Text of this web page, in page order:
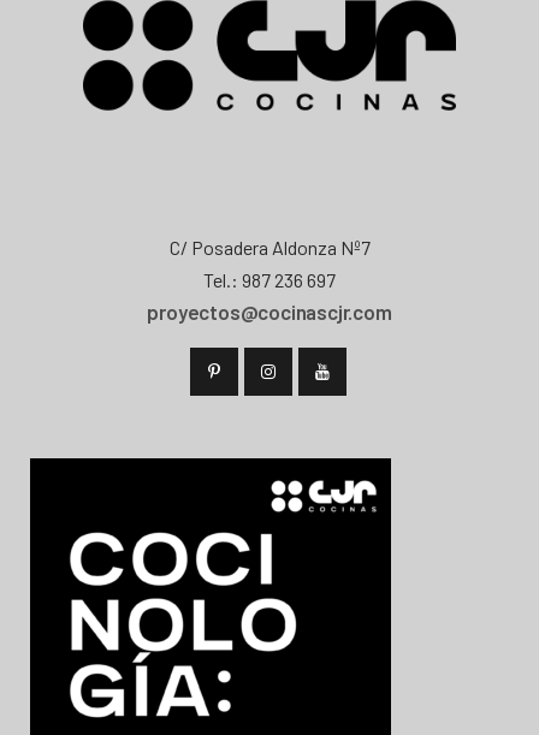
C/ Posadera Aldonza Nº7
Tel.: 987 236 697
proyectos@cocinascjr.com